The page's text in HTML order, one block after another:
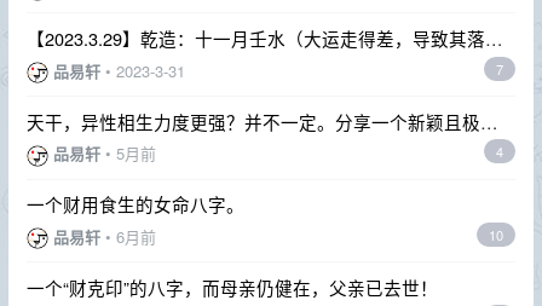
【2023.3.29】乾造：十一月壬水（大运走得差，导致其落魄
不堪。）
品易轩 • 2023-3-31 7
天干，异性相生力度更强？并不一定。分享一个新颖且极具
说服力的理论。
品易轩 • 5月前 4
一个财用食生的女命八字。
品易轩 • 6月前 10
一个“财克印”的八字，而母亲仍健在，父亲已去世！